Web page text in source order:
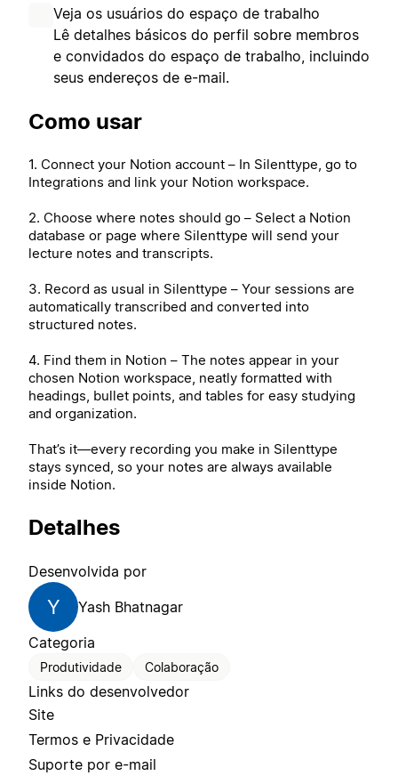
Veja os usuários do espaço de trabalho
Lê detalhes básicos do perfil sobre membros
e convidados do espaço de trabalho, incluindo
seus endereços de e-mail.
Como usar
1. Connect your Notion account – In Silenttype, go to
Integrations and link your Notion workspace.
2. Choose where notes should go – Select a Notion
database or page where Silenttype will send your
lecture notes and transcripts.
3. Record as usual in Silenttype – Your sessions are
automatically transcribed and converted into
structured notes.
4. Find them in Notion – The notes appear in your
chosen Notion workspace, neatly formatted with
headings, bullet points, and tables for easy studying
and organization.
That’s it—every recording you make in Silenttype
stays synced, so your notes are always available
inside Notion.
Detalhes
Desenvolvida por
Y
Yash Bhatnagar
Categoria
Produtividade Colaboração
Links do desenvolvedor
Site
Termos e Privacidade
Suporte por e-mail